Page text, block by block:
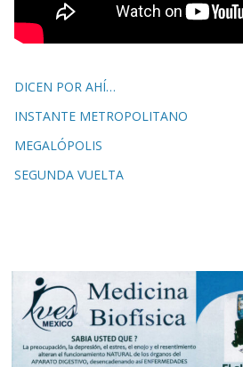
DICEN POR AHÍ…
INSTANTE METROPOLITANO
MEGALÓPOLIS
SEGUNDA VUELTA